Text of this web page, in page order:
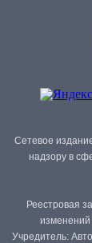
Сетевое
надзору в
Реестровая
изменений
Учредитель: